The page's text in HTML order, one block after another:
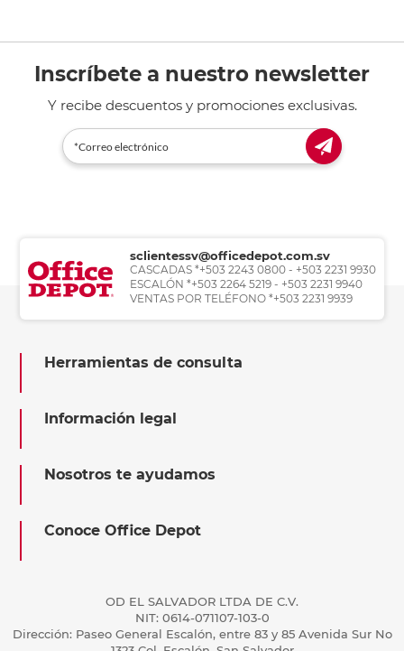
Inscríbete a nuestro newsletter
Y recibe descuentos y promociones exclusivas.
sclientessv@officedepot.com.sv
CASCADAS *+503 2243 0800 - +503 2231 9930
ESCALÓN *+503 2264 5219 - +503 2231 9940
VENTAS POR TELÉFONO *+503 2231 9939
Herramientas de consulta
Información legal
Nosotros te ayudamos
Conoce Office Depot
OD EL SALVADOR LTDA DE C.V.
NIT: 0614-071107-103-0
Dirección: Paseo General Escalón, entre 83 y 85 Avenida Sur No